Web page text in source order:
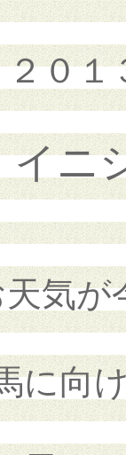
２０１
イニ
気が
に向